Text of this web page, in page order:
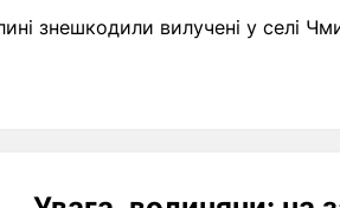
знешкодили вилучені у селі